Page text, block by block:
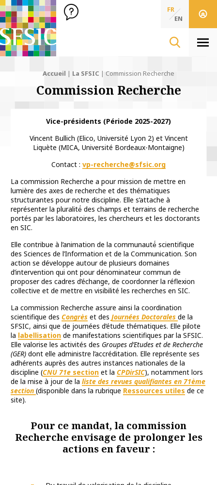
SFSIC Société Française des Sciences de l'Information & de
Société Française des Sciences
de l'Information
FR
EN
Accueil | La SFSIC | Commission Recherche
Commission Recherche
Vice-présidents (Période 2025-2027)
Vincent Bullich (Elico, Université Lyon 2) et Vincent
Liquète (MICA, Université Bordeaux-Montaigne)
Contact : vp-recherche@sfsic.org
La commission Recherche a pour mission de mettre en
lumière des axes de recherche et des thématiques
structurantes pour notre discipline. Elle s’attache à
représenter la pluralité́ des champs et terrains de recherche
portés par les laboratoires, les chercheurs et les doctorants
en SIC.
Elle contribue à l’animation de la communauté́ scientifique
des Sciences de l’Information et de la Communication. Son
action se développe autour de plusieurs domaines
d’intervention qui ont pour dénominateur commun de
proposer des cadres d’échange, de coordonner la réflexion
collective et de mettre en visibilité les recherches en SIC.
La commission Recherche assure ainsi la coordination
scientifique des Congrès et des Journées Doctorales de la
SFSIC, ainsi que de journées d’étude thématiques. Elle pilote
la labellisation de manifestations scientifiques par la SFSIC.
Elle valorise les activités des Groupes d’Etudes et de Recherche
(GER) dont elle administre l’accréditation. Elle représente ses
adhérents auprès des autres instances nationales de la
discipline (CNU 71e section et la CPDirSIC), notamment lors
de la mise à jour de la liste des revues qualifiantes en 71ème
section (disponible dans la rubrique Ressources utiles de ce
site).
Pour ce mandat, la commission
Recherche envisage de prolonger les
actions en faveur :